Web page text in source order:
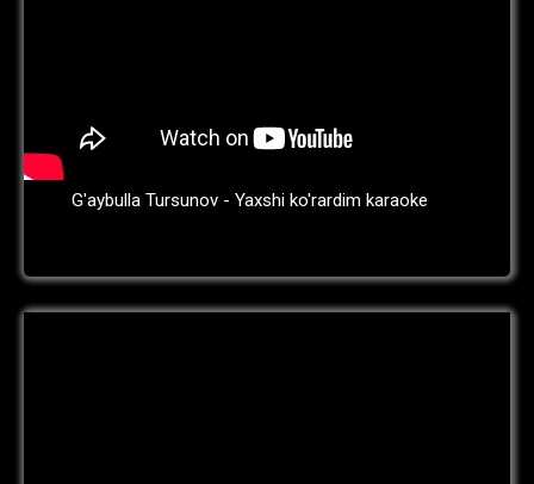
G'aybulla Tursunov - Yaxshi ko'rardim karaoke